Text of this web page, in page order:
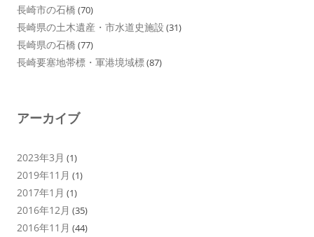
長崎市の石橋 (70)
長崎県の土木遺産・市水道史施設 (31)
長崎県の石橋 (77)
長崎要塞地帯標・軍港境域標(87)
アーカイブ
2023年3月 (1)
2019年11月 (1)
2017年1月 (1)
2016年12月 (35)
2016年11月 (44)